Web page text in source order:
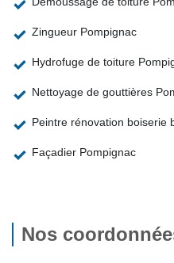
Zingueur Pompignac
Hydrofuge de toiture
Nettoyage de gouttières
Peintre rénovation boiserie
Façadier Pompignac
Nos